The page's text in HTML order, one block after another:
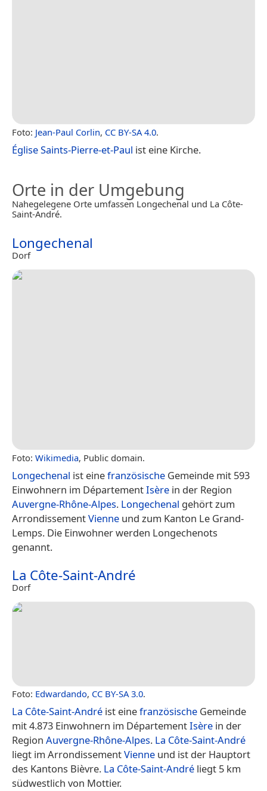
Foto: Jean-Paul Corlin, CC BY-SA 4.0.
Église Saints-Pierre-et-Paul ist eine Kirche.
Orte in der Umgebung
Nahegelegene Orte umfassen Longechenal und La Côte-
Saint-André.
Longechenal
Dorf
Foto: Wikimedia, Public domain.
Longechenal ist einefranzösische Gemeinde mit 593
Einwohnern im DépartementIsère in der Region
Auvergne-Rhône-Alpes. Longechenal gehört zum
ArrondissementVienne und zum Kanton Le Grand-
Lemps. Die Einwohner werden Longechenots
genannt.
La Côte-Saint-André
Dorf
Foto: Edwardando, CC BY-SA 3.0.
La Côte-Saint-André ist einefranzösische Gemeinde
mit 4.873 Einwohnern im DépartementIsère in der
Region Auvergne-Rhône-Alpes. La Côte-Saint-André
liegt im ArrondissementVienne und ist der Hauptort
des Kantons Bièvre. La Côte-Saint-André liegt 5 km
südwestlich von Mottier.